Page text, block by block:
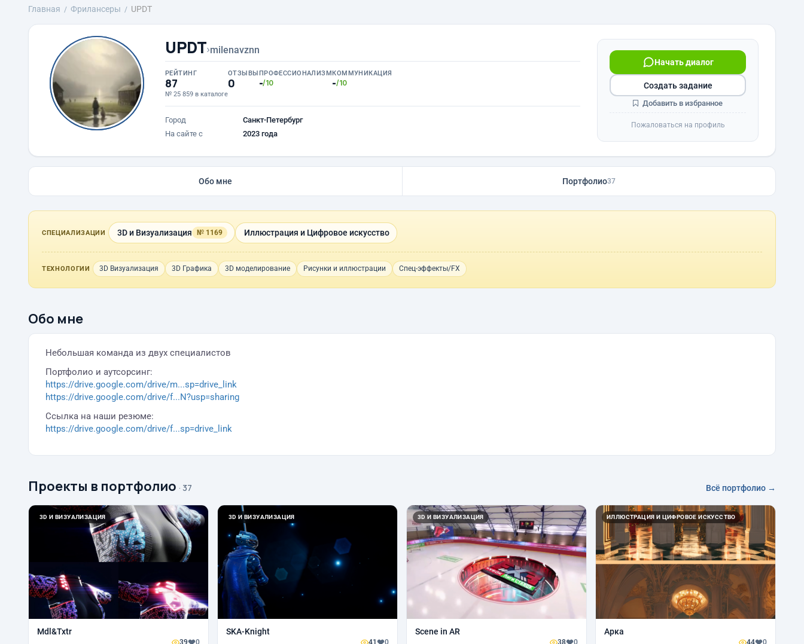
Главная Фрилансеры UPDT
UPDT›milenavznn
РЕЙТИНГ
87
№ 25 859 в каталоге
ОТЗЫВЫ
0
ПРОФЕССИОНАЛИЗМ
-/10
КОММУНИКАЦИЯ
-/10
Город
Санкт-Петербург
На сайте с
2023 года
Начать диалог
Создать задание
Добавить в избранное
Пожаловаться на профиль
Обо мне Портфолио37
СПЕЦИАЛИЗАЦИИ 3D и Визуализация № 1169 Иллюстрация и Цифровое искусство
ТЕХНОЛОГИИ 3D Визуализация 3D Графика 3D моделирование Рисунки и иллюстрации Спец-эффекты/FX
Обо мне
Небольшая команда из двух специалистов
Портфолио и аутсорсинг:
https://drive.google.com/drive/m...sp=drive_link
https://drive.google.com/drive/f...N?usp=sharing
Ссылка на наши резюме:
https://drive.google.com/drive/f...sp=drive_link
Проекты в портфолио · 37 Всё портфолио →
3D И ВИЗУАЛИЗАЦИЯ
Mdl&Txtr
39 0
3D И ВИЗУАЛИЗАЦИЯ
SKA-Knight
41 0
3D И ВИЗУАЛИЗАЦИЯ
Scene in AR
38 0
ИЛЛЮСТРАЦИЯ И ЦИФРОВОЕ ИСКУССТВО
Арка
44 0